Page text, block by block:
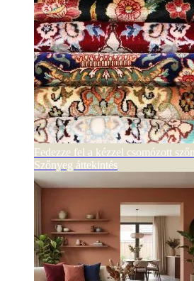
Fedezze fel a kézzel csomózott
Szőnyeg áttekintés